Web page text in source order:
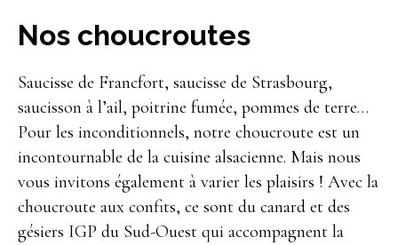
Nos choucroutes
Saucisse de Francfort, saucisse de Strasbourg,
saucisson à l’ail, poitrine fumée, pommes de terre…
Pour les inconditionnels, notre choucroute est un
incontournable de la cuisine alsacienne. Mais nous
vous invitons également à varier les plaisirs ! Avec la
choucroute aux confits, ce sont du canard et des
gésiers IGP du Sud-Ouest qui accompagnent la